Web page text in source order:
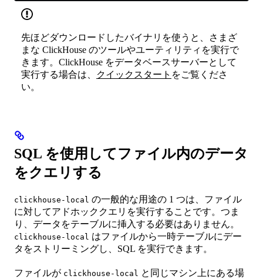
先ほどダウンロードしたバイナリを使うと、さまざ
まな ClickHouse のツールやユーティリティを実行で
きます。ClickHouse をデータベースサーバーとして
実行する場合は、
クイックスタート をご覧くださ
い。
SQL を使用してファイル内のデータ
をクエリする
clickhouse-local の一般的な用途の 1 つは、ファイル
に対してアドホッククエリを実行することです。つま
り、データをテーブルに挿入する必要はありません。
clickhouse-local はファイルから一時テーブルにデー
タをストリーミングし、SQL を実行できます。
ファイルが clickhouse-local と同じマシン上にある場